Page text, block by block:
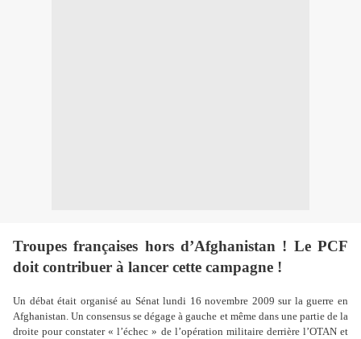
Troupes françaises hors d’Afghanistan ! Le PCF
doit contribuer à lancer cette campagne !
Un débat était organisé au Sénat lundi 16 novembre 2009 sur la guerre en
Afghanistan. Un consensus se dégage à gauche et même dans une partie de la
droite pour constater « l’échec » de l’opération militaire derrière l’OTAN et